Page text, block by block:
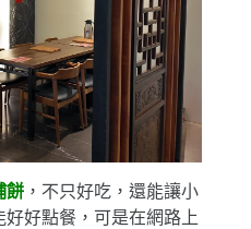
餅 ，不只好吃，還能讓小
好點餐，可是在網路上